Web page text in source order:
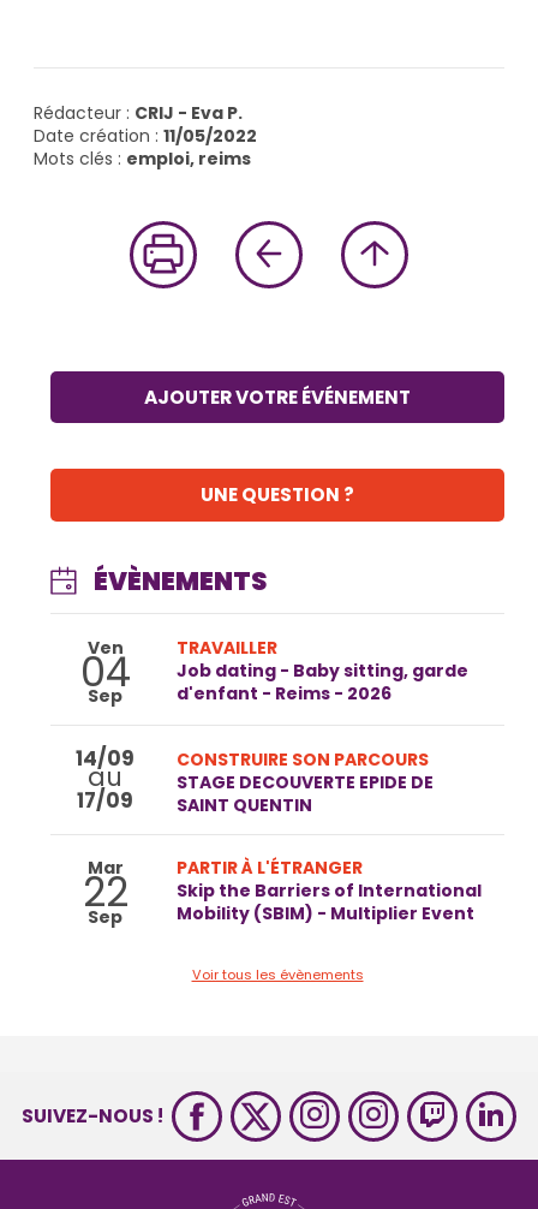
Rédacteur : CRIJ - Eva P.
Date création : 11/05/2022
Mots clés : emploi, reims
AJOUTER VOTRE ÉVÉNEMENT
UNE QUESTION ?
ÉVÈNEMENTS
Ven
04
Sep
TRAVAILLER
Job dating - Baby sitting, garde
d'enfant - Reims - 2026
14/09
au
17/09
CONSTRUIRE SON PARCOURS
STAGE DECOUVERTE EPIDE DE
SAINT QUENTIN
Mar
22
Sep
PARTIR À L'ÉTRANGER
Skip the Barriers of International
Mobility (SBIM) - Multiplier Event
Voir tous les évènements
SUIVEZ-NOUS !